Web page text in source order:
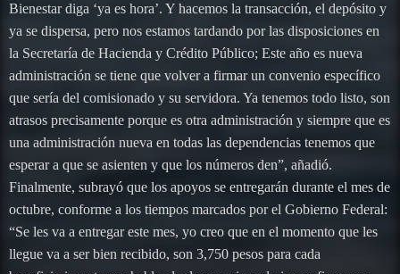
Bienestar diga ‘ya es hora’. Y hacemos la transacción, el depósito y
ya se dispersa, pero nos estamos tardando por las disposiciones en
la Secretaría de Hacienda y Crédito Público; Este año es nueva
administración se tiene que volver a firmar un convenio específico
que sería del comisionado y su servidora. Ya tenemos todo listo, son
atrasos precisamente porque es otra administración y siempre que es
una administración nueva en todas las dependencias tenemos que
esperar a que se asienten y que los números den”, añadió.
Finalmente, subrayó que los apoyos se entregarán durante el mes de
octubre, conforme a los tiempos marcados por el Gobierno Federal:
“Se les va a entregar este mes, yo creo que en el momento que les
llegue va a ser bien recibido, son 3,750 pesos para cada